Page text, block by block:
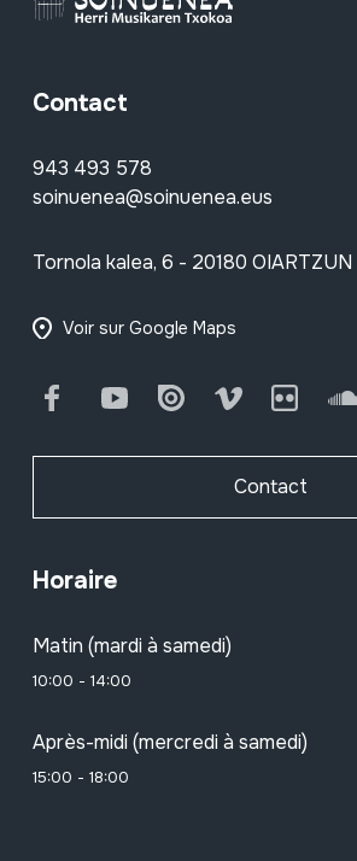
Contact
943 493 578
soinuenea@soinuenea.eus
Tornola kalea, 6 - 20180 OIARTZUN
Voir sur Google Maps
FacebookYoutube Issuu Vimeo Flickr
Contact
Horaire
Matin (mardi à samedi)
10:00 - 14:00
Après-midi (mercredi à samedi)
15:00 - 18:00